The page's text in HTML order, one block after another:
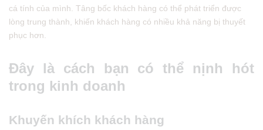
cá tính của mình. Tâng bốc khách hàng có thể phát triển được
lòng trung thành, khiến khách hàng có nhiều khả năng bị thuyết
phục hơn.
Đây là cách bạn có thể nịnh hót
trong kinh doanh
Khuyến khích khách hàng